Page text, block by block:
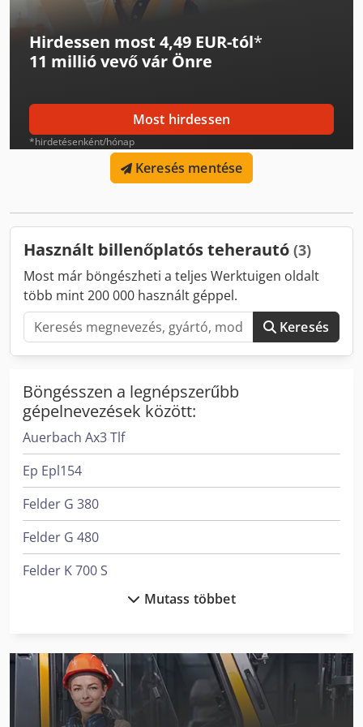
Hirdessen most 4,49 EUR-tól*
11 millió vevővár Önre
Most hirdessen
*hirdetésenként/hónap
Keresés mentése
Használt billenőplatós teherautó (3)
Most már böngészheti a teljes Werktuigen oldalt
több mint 200 000 használt géppel.
Keresés
Böngésszen a legnépszerűbb
gépelnevezések között:
Auerbach Ax3 Tlf
Ep Epl154
Felder G 380
Felder G 480
Felder K 700 S
Linde L 10
Linde L 12
Mutass többet